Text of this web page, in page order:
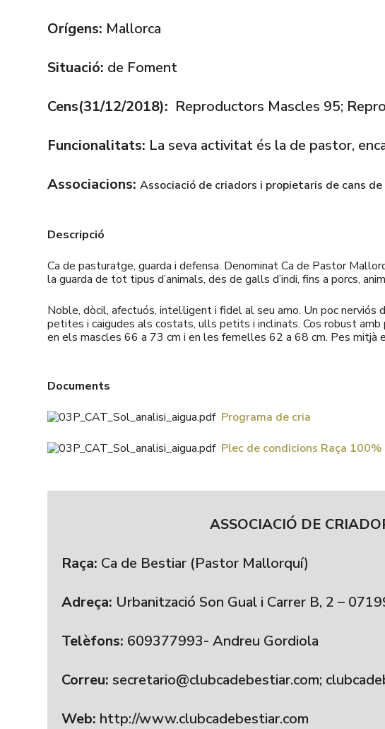
Orígens: Mallorca
Situació: de Foment
Cens(31/12/2018): Reproductors Mascles 95;
Funcionalitats: La seva activitat és la de pastor,
Associacions: Associació de criadors i propietaris de cans
Descripció
Ca de pasturatge, guarda i defensa. Denominat Ca de Pastor
la guarda de tot tipus d’animals, des de galls d’indi, fins a porcs,
Noble, dòcil, afectuós, intel·ligent i fidel al seu amo. Un poc
petites i caigudes als costats, ulls petits i inclinats. Cos robust
en els mascles 66 a 73 cm i en les femelles 62 a 68 cm. Pes
Documents
Programa de cria
Plec de condicions Raça 100%
ASSOCIACIÓ DE
Raça: Ca de Bestiar (Pastor Mallorquí)
Adreça: Urbanització Son Gual i Carrer B, 2 –
Telèfons: 609377993- Andreu Gordiola
Correu: secretario@clubcadebestiar.com;
Web: http://www.clubcadebestiar.com